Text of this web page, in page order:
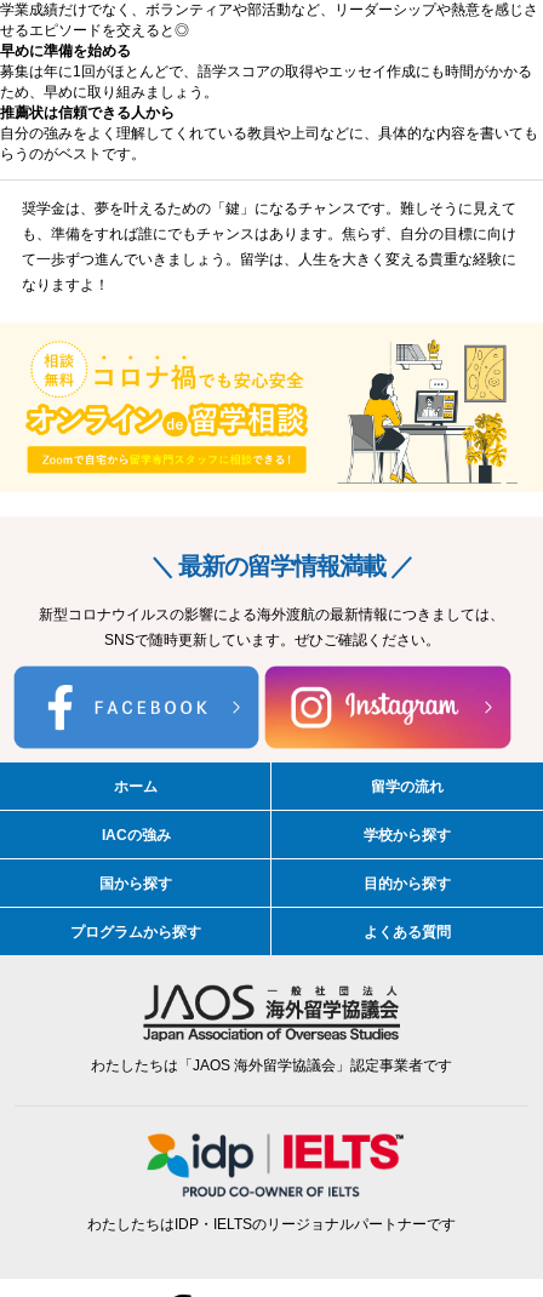
学業成績だけでなく、ボランティアや部活動など、リーダーシップや熱意を感じさ
せるエピソードを交えると◎
早めに準備を始める
募集は年に1回がほとんどで、語学スコアの取得やエッセイ作成にも時間がかかる
ため、早めに取り組みましょう。
推薦状は信頼できる人から
自分の強みをよく理解してくれている教員や上司などに、具体的な内容を書いても
らうのがベストです。
奨学金は、夢を叶えるための「鍵」になるチャンスです。難しそうに見えて
も、準備をすれば誰にでもチャンスはあります。焦らず、自分の目標に向け
て一歩ずつ進んでいきましょう。留学は、人生を大きく変える貴重な経験に
なりますよ！
＼ 最新の留学情報満載 ／
新型コロナウイルスの影響による海外渡航の最新情報につきましては、
SNSで随時更新しています。ぜひご確認ください。
ホーム 留学の流れ
IACの強み 学校から探す
国から探す 目的から探す
プログラムから探す よくある質問
わたしたちは「JAOS 海外留学協議会」認定事業者です
わたしたちはIDP・IELTSのリージョナルパートナーです